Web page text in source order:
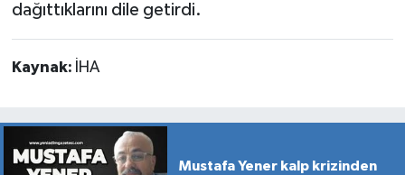
dağıttıklarını dile getirdi.
Kaynak: İHA
Mustafa Yener kalp krizinden